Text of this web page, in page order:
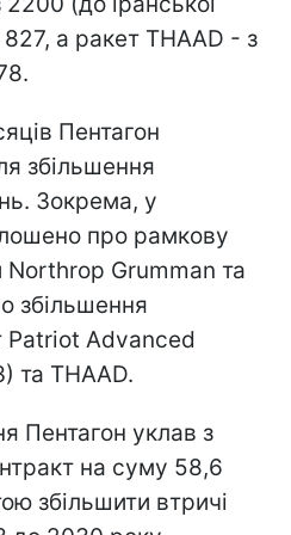
а ракет THAAD - з
Пентагон
збільшення
Зокрема, у
про рамкову
Northrop Grumman та
збільшення
Patriot Advanced
та THAAD.
Пентагон уклав з
на суму 58,6
збільшити втричі